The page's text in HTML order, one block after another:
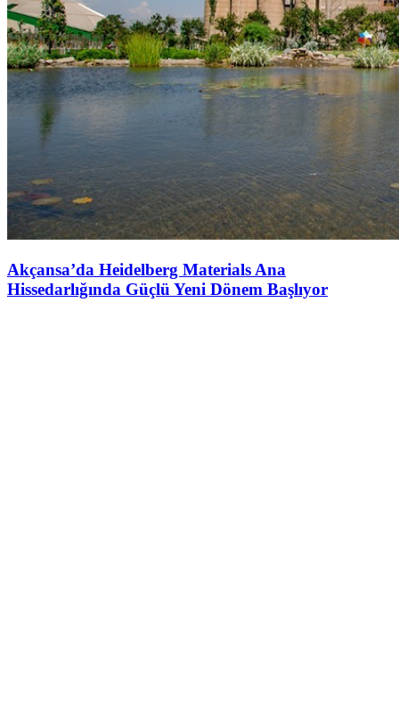
Akçansa’da Heidelberg Materials Ana
Hissedarlığında Güçlü Yeni Dönem Başlıyor